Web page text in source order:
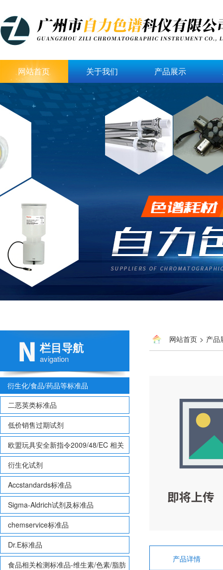
网站首页 关于我们 产品展示
栏目导航
avigation
衍生化/食品/药品等标准品
二恶英类标准品
低价销售过期试剂
欧盟玩具安全新指令2009/48/EC 相关
致敏性香味剂标准品
衍生化试剂
Accstandards标准品
Sigma-Aldrich试剂及标准品
chemservice标准品
Dr.E标准品
食品相关检测标准品-维生素/色素/脂肪
网站首页 > 产品
产品详情